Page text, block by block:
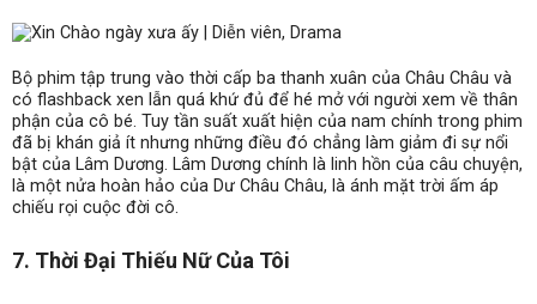
Bộ phim tập trung vào thời cấp ba thanh xuân của Châu Châu và
có flashback xen lẫn quá khứ đủ để hé mở với người xem về thân
phận của cô bé. Tuy tần suất xuất hiện của nam chính trong phim
đã bị khán giả ít nhưng những điều đó chẳng làm giảm đi sự nổi
bật của Lâm Dương. Lâm Dương chính là linh hồn của câu chuyện,
là một nửa hoàn hảo của Dư Châu Châu, là ánh mặt trời ấm áp
chiếu rọi cuộc đời cô.
7. Thời Đại Thiếu Nữ Của Tôi